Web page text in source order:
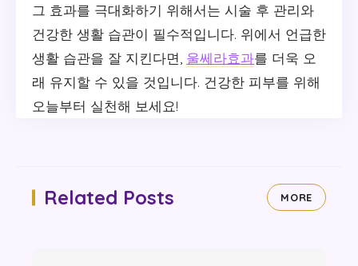
그 효과를 극대화하기 위해서는 시술 후 관리와
건강한 생활 습관이 필수적입니다. 위에서 언급한
생활 습관을 잘 지킨다면, 울쎄라효과를 더욱 오
래 유지할 수 있을 것입니다. 건강한 피부를 위해
오늘부터 실천해 보세요!
Related Posts MORE